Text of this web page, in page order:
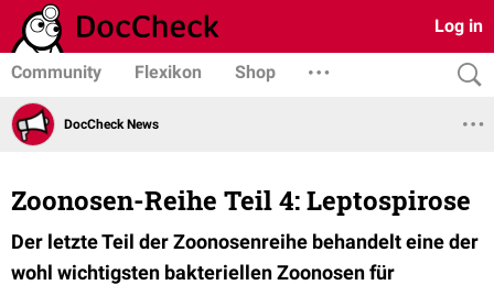
Log in
Community Flexikon Shop
DocCheck News
Zoonosen-Reihe Teil 4: Leptospirose
Der letzte Teil der Zoonosenreihe behandelt eine der
wohl wichtigsten bakteriellen Zoonosen für